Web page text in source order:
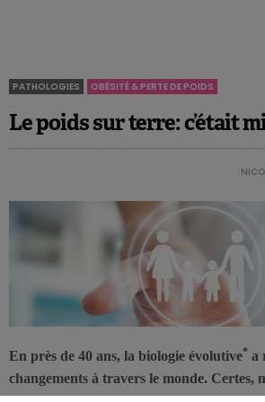
Thanarajah, S. et al., Cell Metabolism, 2019, 29:1-12.
PATHOLOGIES OBÉSITÉ & PERTE DE POIDS
Le poids sur terre: c’était
En près de 40 ans, la biologie évolutive* a
changements à travers le monde. Certes,